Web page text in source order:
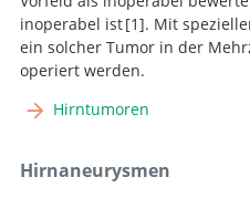
guided resection of low-
areas of the brain:
Impact of intraoperative
glioma surgery outcome: a
guided surgery with 5-
of malignant glioma: a
multicentre phase III trial
inoperabel ist 1
areas of the brain:
. Mit
ein solcher Tumor in der
operiert werden.
Hirntumoren
Hirnaneurysmen